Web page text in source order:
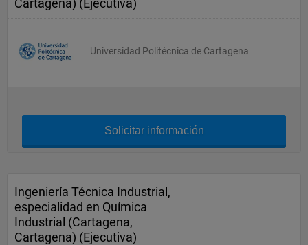
Cartagena) (Ejecutiva)
Universidad Politécnica de Cartagena
Solicitar información
Ingeniería Técnica Industrial,
especialidad en Química
Industrial (Cartagena,
Cartagena) (Ejecutiva)